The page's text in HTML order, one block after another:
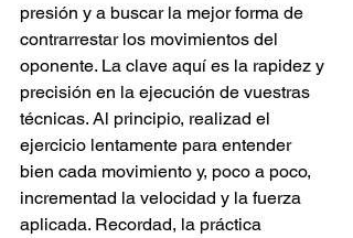
presión y a buscar la mejor forma de
contrarrestar los movimientos del
oponente. La clave aquí es la rapidez y
precisión en la ejecución de vuestras
técnicas. Al principio, realizad el
ejercicio lentamente para entender
bien cada movimiento y, poco a poco,
incrementad la velocidad y la fuerza
aplicada. Recordad, la práctica